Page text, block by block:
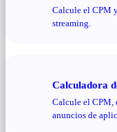
Calcule el CPM
streaming.
Calculadora
Calcule el CPM,
anuncios de